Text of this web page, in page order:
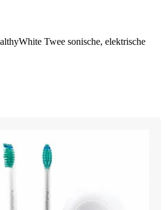
Twee sonische, elektrische